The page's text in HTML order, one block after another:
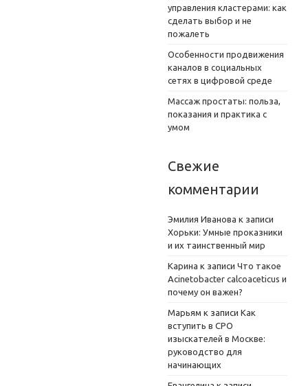
управления кластерами: как
сделать выбор и не
пожалеть
Особенности продвижения
каналов в социальных
сетях в цифровой среде
Массаж простаты: польза,
показания и практика с
умом
Свежие
комментарии
Эмилия Иванова к записи
Хорьки: Умные проказники
и их таинственный мир
Карина к записи Что такое
Acinetobacter calcoaceticus и
почему он важен?
Марьям к записи Как
вступить в СРО
изыскателей в Москве:
руководство для
начинающих